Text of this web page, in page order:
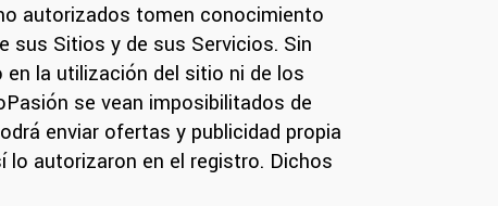
autorizados tomen conocimiento
sus Sitios y de sus Servicios. Sin
en la utilización del sitio ni de los
se vean imposibilitados de
enviar ofertas y publicidad propia
autorizaron en el registro. Dichos